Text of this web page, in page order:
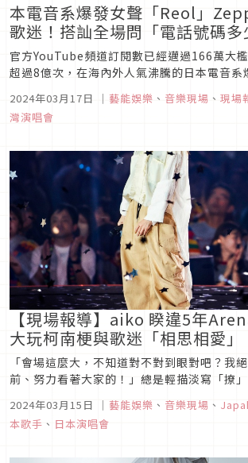
本電音系爆發女聲「Reol」
歌迷！搭訕全場問「電話號碼多
官方YouTube頻道訂閱數已經邁過166萬大
超過8億次，在海內外人氣沸騰的日本電音系
六感》、《Aogeya Toutoshi》、《刀鋒》
首，蘊含強大能量的嬌小身軀在特製的階梯舞
2024年03月17日 ｜ 藝能娛樂 、 音樂現場 、 現場
灣演唱會
【現場報導】aiko 睽違5年
大玩柯南梗與歌迷「相思相愛」
「會場這麼大，不知道對不對到眼對吧？我
前、努力看著大家的！」總是輕描淡寫「撩
手 aiko 睽違5年舉辦Arena巡迴「aiko
Like Pop vol.24』」，自2024年1月底起一
阪城Hall、愛知縣的日本Gais...
2024年03月15日 ｜ 藝能娛樂 、 音樂現場 、
本歌手 、 日本演唱會